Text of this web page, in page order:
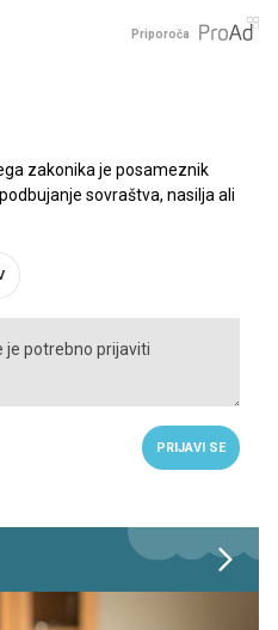
Priporoča
zakonika je posameznik
sovraštva, nasilja ali
PRIJAVI SE